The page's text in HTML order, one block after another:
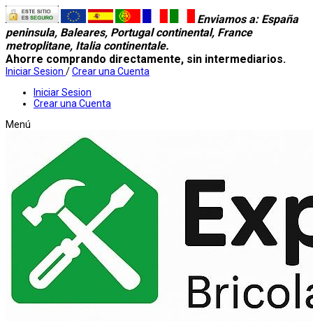
Enviamos a: España
peninsula, Baleares, Portugal continental, France
metroplitane, Italia continentale.
Ahorre comprando directamente, sin intermediarios.
Iniciar Sesion /Crear una Cuenta
Iniciar Sesion
Crear una Cuenta
Menú